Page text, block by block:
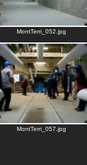
MontTerri_052.jpg
MontTerri_057.jpg